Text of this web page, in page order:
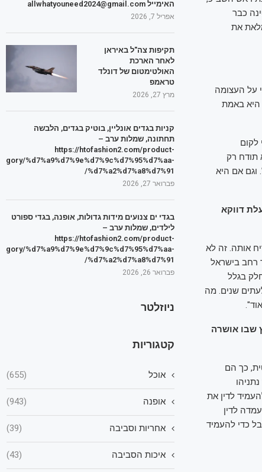
כבר
את
על העצומה
היא באמת
לקום
תודח רק
אם היא
דווקא
אותה. זה לא
רחב בישראל
בגלל
שנים. מה
שבו אושרה
כך הם
לדין את
העמדה לדין
כדי להעמיד
האימייל allwhatyouneed2024@gmail.com
אפריל 7, 2026
תקיפות צה"ל באיראן
לאחר הארכת
האולטימטום של דונלד
טראמפ
מרץ 27, 2026
קניות בגדים אונליין, בוטיק בגדים, הלבשה
תחתונה, שמלות ערב –
https://htofashion2.com/product-
%d7%a9%d7%9e%d7%9c%d7%95%d7%aa-
%d7%a2%d7%a8%d7%91/
פברואר 27, 2026
בגדי ים צנועים מידות גדולות, אופנה, בגדי ספורט
לילדים, שמלות ערב –
https://htofashion2.com/product-
%d7%a9%d7%9e%d7%9c%d7%95%d7%aa-
%d7%a2%d7%a8%d7%91/
פברואר 26, 2026
ניוזלטר
קטגוריות
אוכל (655)
אופנה (943)
אחריות וסביבה (39)
איכות הסביבה (43)